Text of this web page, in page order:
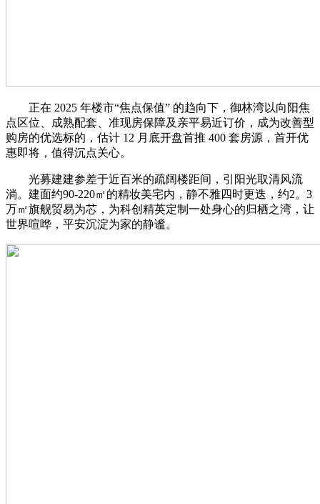
正在 2025 年楼市“焦点保值” 的趋向下，御林湾以向阳焦
点区位、成熟配套、准现房保障及亲平易近订价，成为改善型
购房的优选标的，估计 12 月底开盘首推 400 套房源，首开优
惠即将，值得沉点关心。
光募建建参差于近百米的疏阔楼距间，引阳光取清风流
淌。建面约90-220㎡的精妆美宅内，静不雅四时更迭，约2。3
万㎡旗舰贸易为芯，为科创精英定制一处身心的归栖之湾，让
世界喧哗，平安沉淀为家的静谧。